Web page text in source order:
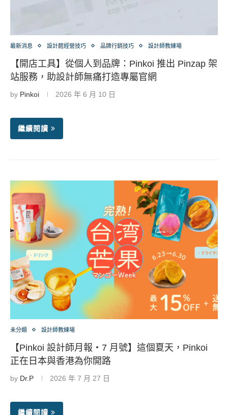
最新消息 設計館經營技巧 品牌行銷技巧 設計師教練場
【開店工具】從個人到品牌：Pinkoi 推出 Pinzap 架
站服務，助設計師無痛打造專屬官網
by Pinkoi 2026 年 6 月 10 日
繼續閱讀
未分類 設計師教練場
【Pinkoi 設計師月報・7 月號】這個夏天，Pinkoi
正在日本與香港為你開路
by Dr.P 2026 年 7 月 27 日
繼續閱讀